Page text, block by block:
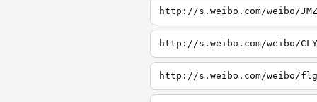
http://s.weibo.com/weibo/JMZ
http://s.weibo.com/weibo/CLY
http://s.weibo.com/weibo/flg